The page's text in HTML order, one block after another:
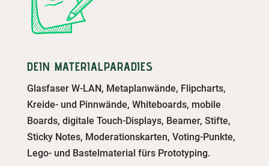
DEIN MATERIALPARADIES
Glasfaser W-LAN, Metaplanwände, Flipcharts,
Kreide- und Pinnwände, Whiteboards, mobile
Boards, digitale Touch-Displays, Beamer, Stifte,
Sticky Notes, Moderationskarten, Voting-Punkte,
Lego- und Bastelmaterial fürs Prototyping.